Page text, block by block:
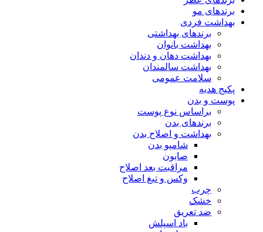
برندهای مو
بهداشت فردی
برندهای بهداشتی
بهداشت بانوان
بهداشت دهان و دندان
بهداشت سالمندان
سلامت عمومی
پکیج هدیه
پوست و بدن
براساس نوع پوست
برندهای بدن
بهداشت و اصلاح بدن
شامپو بدن
صابون
مراقبت بعد اصلاح
وکس و تیغ اصلاح
چرب
خشک
ضد تعریق
باد اسپلش